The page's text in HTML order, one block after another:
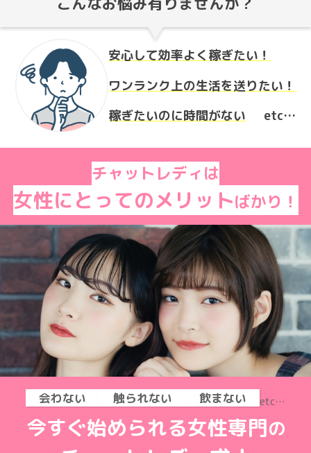
安心して効率よく稼ぎたい！
ワンランク上の生活を送りたい！
稼ぎたいのに時間がない
チャットレディは
女性にとってのメリットばかり！
会わない 触られない 飲まない etc…
今すぐ始められる女性専門の